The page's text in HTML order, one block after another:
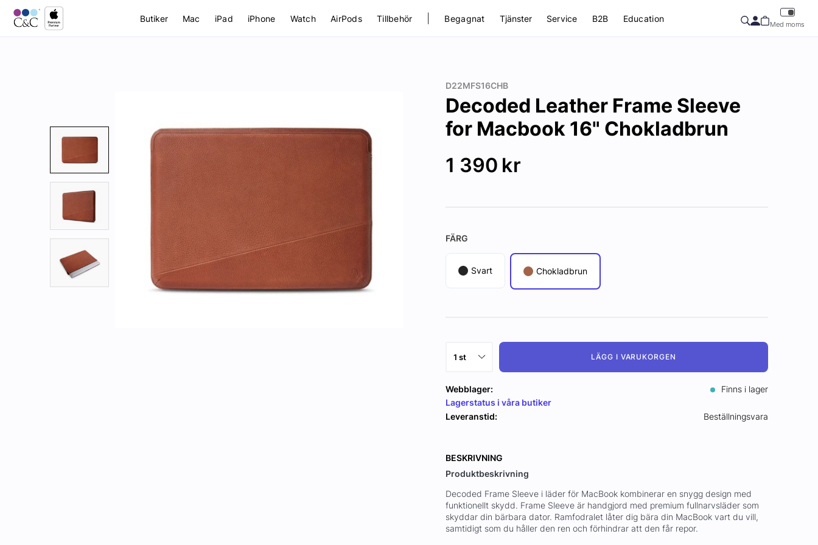
Butiker Mac iPad iPhone Watch AirPods Tillbehör Begagnat Tjänster Service B2B Education
Med moms
D22MFS16CHB
Decoded Leather Frame Sleeve
for Macbook 16" Chokladbrun
1 390 kr
FÄRG
Svart Chokladbrun
LÄGG I VARUKORGEN
Webblager:
Finns i lager
Lagerstatus i våra butiker
Leveranstid:
Beställningsvara
BESKRIVNING
Produktbeskrivning
Decoded Frame Sleeve i läder för MacBook kombinerar en snygg design med
funktionellt skydd. Frame Sleeve är handgjord med premium fullnarvsläder som
skyddar din bärbara dator. Ramfodralet låter dig bära din MacBook vart du vill,
samtidigt som du håller den ren och förhindrar att den får repor.